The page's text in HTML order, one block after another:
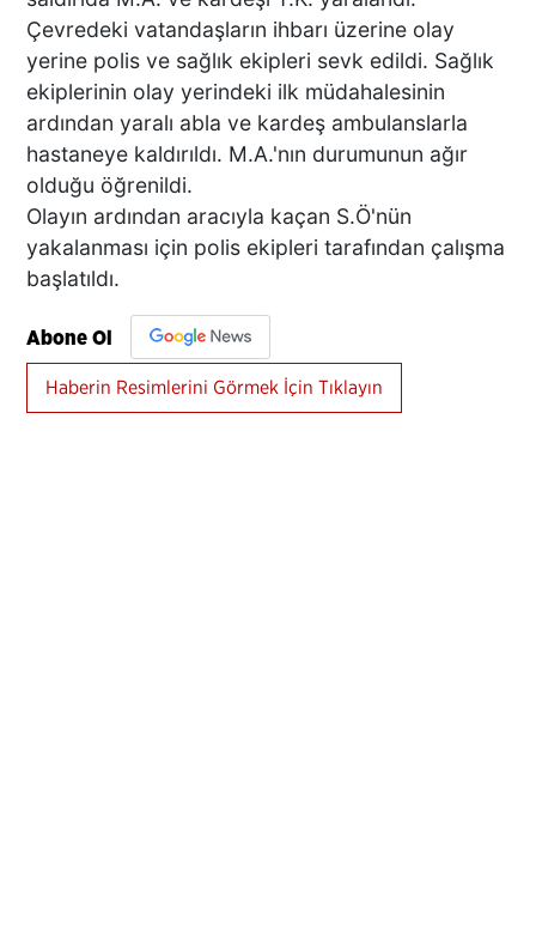
Çevredeki vatandaşların ihbarı üzerine olay
yerine polis ve sağlık ekipleri sevk edildi. Sağlık
ekiplerinin olay yerindeki ilk müdahalesinin
ardından yaralı abla ve kardeş ambulanslarla
hastaneye kaldırıldı. M.A.'nın durumunun ağır
olduğu öğrenildi.
Olayın ardından aracıyla kaçan S.Ö'nün
yakalanması için polis ekipleri tarafından çalışma
başlatıldı.
Abone Ol
Haberin Resimlerini Görmek İçin Tıklayın